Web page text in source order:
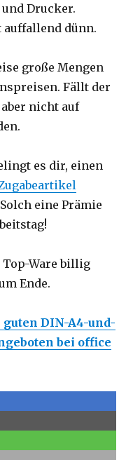
Drucker.
auffallend dünn.
große Mengen
Fällt der
nicht auf
es dir, einen
eine Prämie
Top-Ware billig
Ende.
guten DIN-A4-und-
bei office